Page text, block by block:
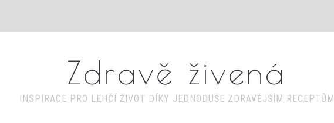
Zdravě živená
INSPIRACE PRO LEHČÍ ŽIVOT DÍKY JEDNODUŠE ZDRAVĚJŠÍM RECEPTŮM